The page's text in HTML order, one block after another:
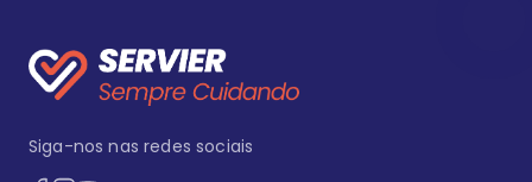
Siga-nos nas redes sociais